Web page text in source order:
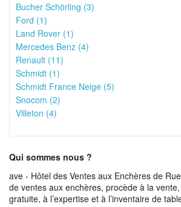
Bucher Schörling (3)
Ford (1)
Land Rover (1)
Mercedes Benz (4)
Renault (11)
Schmidt (1)
Schmidt France Neige (5)
Snocom (2)
Villeton (4)
Qui sommes nous ?
ave - Hôtel des Ventes aux Enchères de
de ventes aux enchères, procède à la vente,
gratuite, à l’expertise et à l’inventaire de